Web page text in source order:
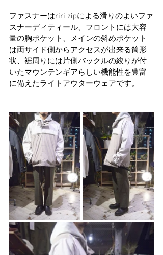
ファスナーはriri zipによる滑りのよいファ
スナーディティール、フロントには大容
量の胸ポケット、メインの斜めポケット
は両サイド側からアクセスが出来る筒形
状、裾周りには片側バックルの絞りが付
いたマウンテンギアらしい機能性を豊富
に備えたライトアウターウェアです。